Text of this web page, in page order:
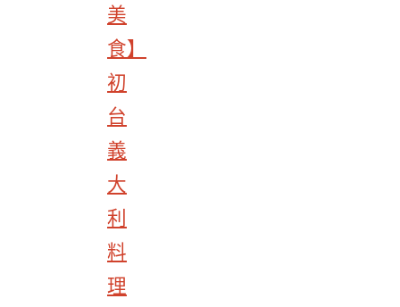
美
食】
初
台
義
大
利
料
理